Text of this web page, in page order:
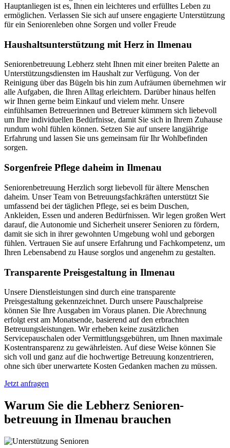
Hauptanliegen ist es, Ihnen ein leichteres und erfülltes Leben zu
ermöglichen. Verlassen Sie sich auf unsere engagierte Unterstützung
für ein Seniorenleben ohne Sorgen und voller Freude
Haushalts­unterstützung mit Herz in Ilmenau
Seniorenbetreuung Lebherz steht Ihnen mit einer breiten Palette an
Unterstützungsdiensten im Haushalt zur Verfügung. Von der
Reinigung über das Bügeln bis hin zum Aufräumen übernehmen wir
alle Aufgaben, die Ihren Alltag erleichtern. Darüber hinaus helfen
wir Ihnen gerne beim Einkauf und vielem mehr. Unsere
einfühlsamen Betreuerinnen und Betreuer kümmern sich liebevoll
um Ihre individuellen Bedürfnisse, damit Sie sich in Ihrem Zuhause
rundum wohl fühlen können. Setzen Sie auf unsere langjährige
Erfahrung und lassen Sie uns gemeinsam für Ihr Wohlbefinden
sorgen.
Sorgenfreie Pflege daheim in Ilmenau
Seniorenbetreuung Herzlich sorgt liebevoll für ältere Menschen
daheim. Unser Team von Betreuungsfachkräften unterstützt Sie
umfassend bei der täglichen Pflege, sei es beim Duschen,
Ankleiden, Essen und anderen Bedürfnissen. Wir legen großen Wert
darauf, die Autonomie und Sicherheit unserer Senioren zu fördern,
damit sie sich in ihrer gewohnten Umgebung wohl und geborgen
fühlen. Vertrauen Sie auf unsere Erfahrung und Fachkompetenz, um
Ihren Lebensabend zu Hause sorglos und angenehm zu gestalten.
Transparente Preisgestaltung in Ilmenau
Unsere Dienstleistungen sind durch eine transparente
Preisgestaltung gekennzeichnet. Durch unsere Pauschalpreise
können Sie Ihre Ausgaben im Voraus planen. Die Abrechnung
erfolgt erst am Monatsende, basierend auf den erbrachten
Betreuungsleistungen. Wir erheben keine zusätzlichen
Servicepauschalen oder Vermittlungsgebühren, um Ihnen maximale
Kostentransparenz zu gewährleisten. Auf diese Weise können Sie
sich voll und ganz auf die hochwertige Betreuung konzentrieren,
ohne sich über unerwartete Kosten Gedanken machen zu müssen.
Jetzt anfragen
Warum Sie die Lebherz Senioren­
betreuung in Ilmenau brauchen